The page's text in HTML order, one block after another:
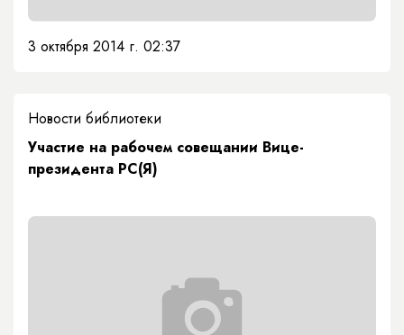
3 октября 2014 г. 02:37
Новости библиотеки
Участие на рабочем совещании Вице-
президента РС(Я)